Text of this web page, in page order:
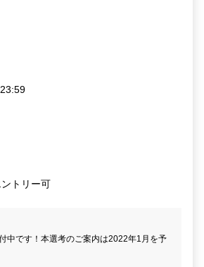
トリー可
中です！本選考のご案内は2022年1月を予